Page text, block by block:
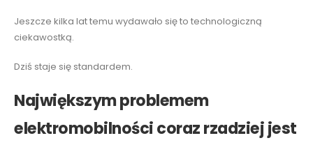
Jeszcze kilka lat temu wydawało się to technologiczną
ciekawostką.
Dziś staje się standardem.
Największym problemem
elektromobilności coraz rzadziej jest